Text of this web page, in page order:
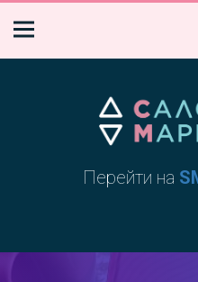
Перейти на